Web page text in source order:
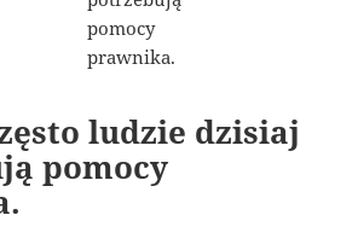
ludzie dzisiaj
pomocy